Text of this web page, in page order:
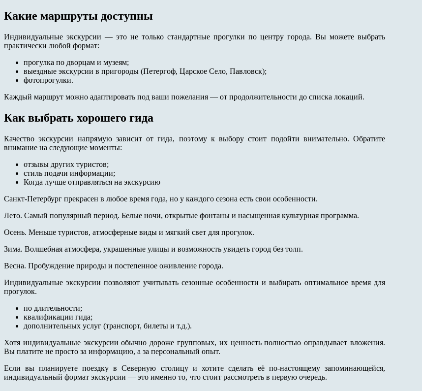
Какие маршруты доступны
Индивидуальные экскурсии — это не только стандартные прогулки по центру города. Вы можете выбрать
практически любой формат:
прогулка по дворцам и музеям;
выездные экскурсии в пригороды (Петергоф, Царское Село, Павловск);
фотопрогулки.
Каждый маршрут можно адаптировать под ваши пожелания — от продолжительности до списка локаций.
Как выбрать хорошего гида
Качество экскурсии напрямую зависит от гида, поэтому к выбору стоит подойти внимательно. Обратите
внимание на следующие моменты:
отзывы других туристов;
стиль подачи информации;
Когда лучше отправляться на экскурсию
Санкт-Петербург прекрасен в любое время года, но у каждого сезона есть свои особенности.
Лето. Самый популярный период. Белые ночи, открытые фонтаны и насыщенная культурная программа.
Осень. Меньше туристов, атмосферные виды и мягкий свет для прогулок.
Зима. Волшебная атмосфера, украшенные улицы и возможность увидеть город без толп.
Весна. Пробуждение природы и постепенное оживление города.
Индивидуальные экскурсии позволяют учитывать сезонные особенности и выбирать оптимальное время для
прогулок.
по длительности;
квалификации гида;
дополнительных услуг (транспорт, билеты и т.д.).
Хотя индивидуальные экскурсии обычно дороже групповых, их ценность полностью оправдывает вложения.
Вы платите не просто за информацию, а за персональный опыт.
Если вы планируете поездку в Северную столицу и хотите сделать её по-настоящему запоминающейся,
индивидуальный формат экскурсии — это именно то, что стоит рассмотреть в первую очередь.